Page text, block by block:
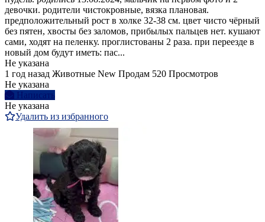
девочки. родители чистокровные, вязка плановая.
предположительный рост в холке 32-38 см. цвет чисто чёрный
без пятен, хвосты без заломов, прибылых пальцев нет. кушают
сами, ходят на пеленку. проглистованы 2 раза. при переезде в
новый дом будут иметь: пас...
Не указана
1 год назад Животные New Продам 520 Просмотров
Не указана
Написать
Не указана
Удалить из избранного